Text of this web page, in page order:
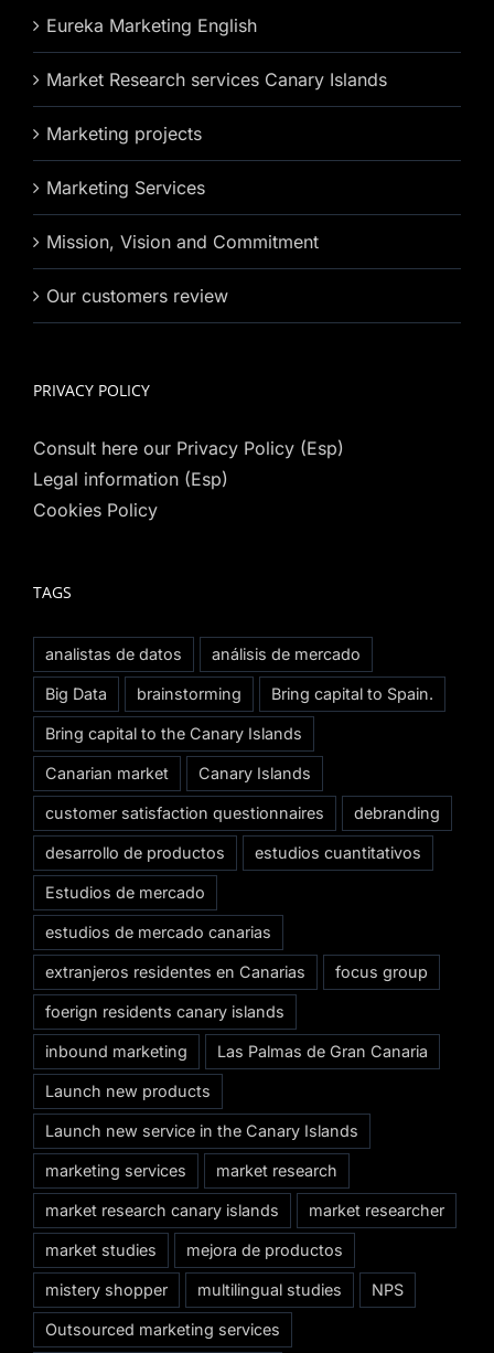
Eureka Marketing English
Market Research services Canary Islands
Marketing projects
Marketing Services
Mission, Vision and Commitment
Our customers review
PRIVACY POLICY
Consult here our Privacy Policy (Esp)
Legal information (Esp)
Cookies Policy
TAGS
analistas de datos análisis de mercado
Big Data brainstorming Bring capital to Spain.
Bring capital to the Canary Islands
Canarian market Canary Islands
customer satisfaction questionnaires debranding
desarrollo de productos estudios cuantitativos
Estudios de mercado
estudios de mercado canarias
extranjeros residentes en Canarias focus group
foerign residents canary islands
inbound marketing Las Palmas de Gran Canaria
Launch new products
Launch new service in the Canary Islands
marketing services market research
market research canary islands market researcher
market studies mejora de productos
mistery shopper multilingual studies NPS
Outsourced marketing services